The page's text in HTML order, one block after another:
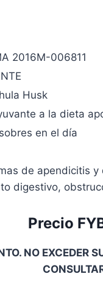
2016M-006811
Husk
a la dieta
en el día
de apendicitis
digestivo,
Precio
NO EXCEDER